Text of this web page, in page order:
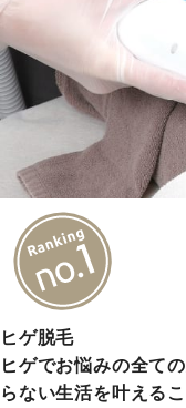
ヒゲ脱毛
ヒゲでお悩みの全て
らない生活を叶える